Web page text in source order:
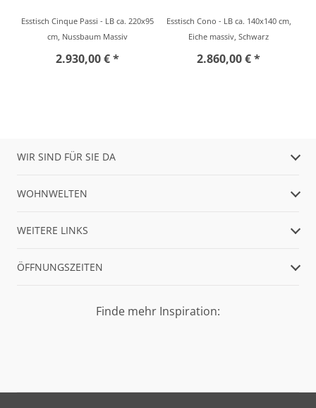
Esstisch Cinque Passi - LB ca. 220x95
cm, Nussbaum Massiv
2.930,00 € *
Esstisch Cono - LB ca. 140x140 cm,
Eiche massiv, Schwarz
2.860,00 € *
WIR SIND FÜR SIE DA
WOHNWELTEN
WEITERE LINKS
ÖFFNUNGSZEITEN
Finde mehr Inspiration: